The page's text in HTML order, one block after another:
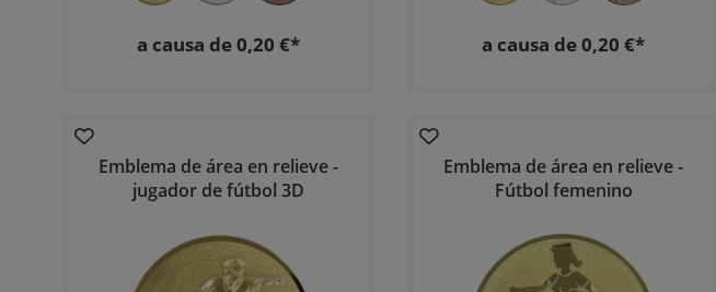
a causa de 0,20 €* a causa de 0,20 €*
Emblema de área en relieve -
jugador de fútbol 3D
Emblema de área en relieve -
Fútbol femenino